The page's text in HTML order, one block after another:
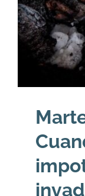
ACERCA
CONTACTO